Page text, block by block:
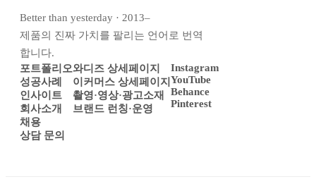
Better than yesterday · 2013–
제품의 진짜 가치를 팔리는 언어로 번역
합니다.
포트폴리오
성공사례
인사이트
회사소개
채용
상담 문의
와디즈 상세페이지
이커머스 상세페이지
촬영·영상·광고소재
브랜드 런칭·운영
Instagram
YouTube
Behance
Pinterest